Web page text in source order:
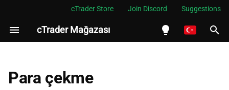
cTrader Store Join Discord Suggestions
cTrader Mağazası
A
aPara çekme talebinde bulun
Para çekme